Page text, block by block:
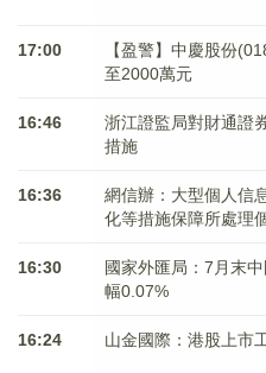
17:00
【盈警】中慶股份
至2000萬元
16:46
浙江證監局對財通證
措施
16:36
網信辦：大型個人信
化等措施保障所處理
16:30
國家外匯局：7月末
幅0.07%
16:24 山金國際：港股上市